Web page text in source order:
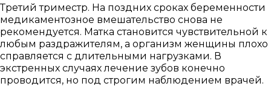
клинику:
Выберите
врача:
Дата и
время
приёма:
Третий триместр. На поздних сроках беременности
медикаментозное вмешательство снова не
рекомендуется. Матка становится чувствительной к
любым раздражителям, а организм женщины плохо
справляется с длительными нагрузками. В
экстренных случаях лечение зубов конечно
проводится, но под строгим наблюдением врачей.